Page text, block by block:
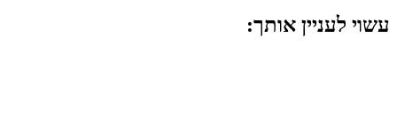
עשוי לעניין אותך: